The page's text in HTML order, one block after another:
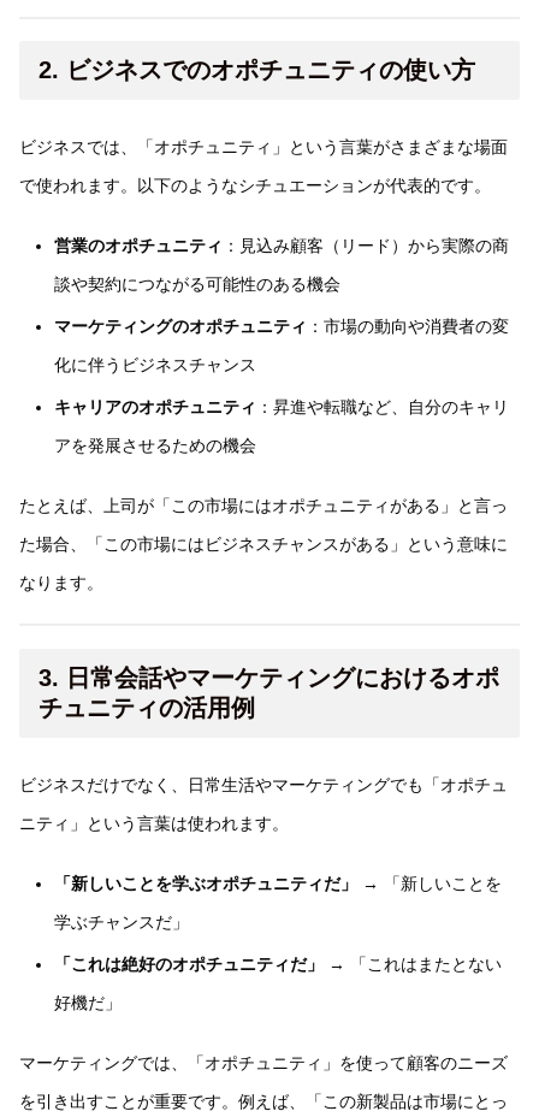
2. ビジネスでのオポチュニティの使い方
ビジネスでは、「オポチュニティ」という言葉がさまざまな場面
で使われます。以下のようなシチュエーションが代表的です。
営業のオポチュニティ ：見込み顧客（リード）から実際の商
談や契約につながる可能性のある機会
マーケティングのオポチュニティ ：市場の動向や消費者の変
化に伴うビジネスチャンス
キャリアのオポチュニティ ：昇進や転職など、自分のキャリ
アを発展させるための機会
たとえば、上司が「この市場にはオポチュニティがある」と言っ
た場合、「この市場にはビジネスチャンスがある」という意味に
なります。
3. 日常会話やマーケティングにおけるオポ
チュニティの活用例
ビジネスだけでなく、日常生活やマーケティングでも「オポチュ
ニティ」という言葉は使われます。
「新しいことを学ぶオポチュニティだ」
→ 「新しいことを
学ぶチャンスだ」
「これは絶好のオポチュニティだ」
→ 「これはまたとない
好機だ」
マーケティングでは、「オポチュニティ」を使って顧客のニーズ
を引き出すことが重要です。例えば、「この新製品は市場にとっ